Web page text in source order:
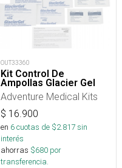
OUT33360
Kit Control De
Ampollas Glacier Gel
Adventure Medical Kits
$ 16.900
en 6cuotas de $2.817sin
interés
ahorras $680 por
transferencia.